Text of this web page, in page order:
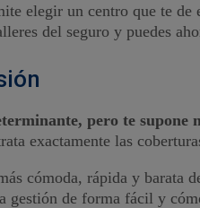
elegir un centro que te
del seguro y puedes
pero te supone
exactamente las
cómoda, rápida y barata
gestión de forma fácil y